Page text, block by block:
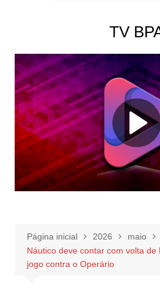
TV
Página inicial 2026
maio
Náutico deve contar com volta de
jogo contra o Operário